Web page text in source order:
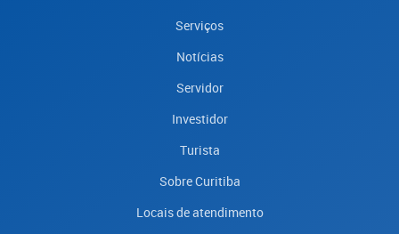
Serviços
Notícias
Servidor
Investidor
Turista
Sobre Curitiba
Locais de atendimento